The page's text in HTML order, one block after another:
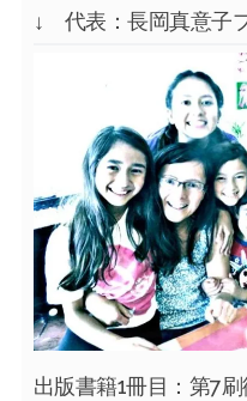
↓ 代表：長岡真意子
出版書籍1冊目：第7